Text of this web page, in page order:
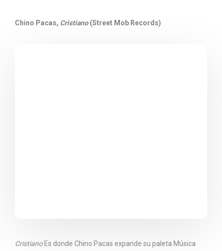
Chino Pacas, Cristiano(Street Mob Records)
CristianoEs donde Chino Pacas expande su paleta Música